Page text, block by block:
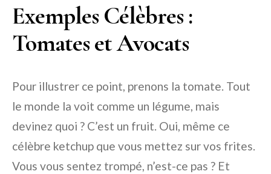
Exemples Célèbres :
Tomates et Avocats
Pour illustrer ce point, prenons la tomate. Tout
le monde la voit comme un légume, mais
devinez quoi ? C’est un fruit. Oui, même ce
célèbre ketchup que vous mettez sur vos frites.
Vous vous sentez trompé, n’est-ce pas ? Et